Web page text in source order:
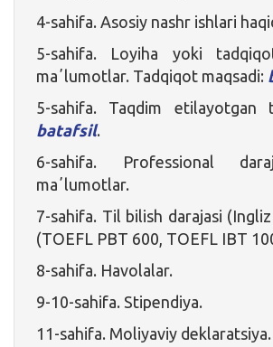
4-sahifa. Asosiy nashr ishlari
5-sahifa. Loyiha yoki
maʼlumotlar. Tadqiqot maqsadi:
5-sahifa. Taqdim etilayotgan
batafsil.
6-sahifa. Professional
maʼlumotlar.
7-sahifa. Til bilish darajasi
(TOEFL PBT 600, TOEFL IBT
8-sahifa. Havolalar.
9-10-sahifa. Stipendiya.
11-sahifa. Moliyaviy deklaratsiya.